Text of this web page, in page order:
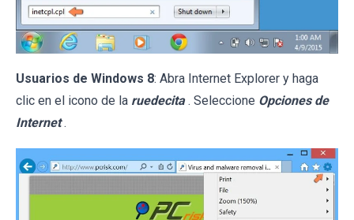
Usuarios de Windows 8: Abra Internet Explorer y haga
clic en el icono de la ruedecita . Seleccione Opciones de
Internet .